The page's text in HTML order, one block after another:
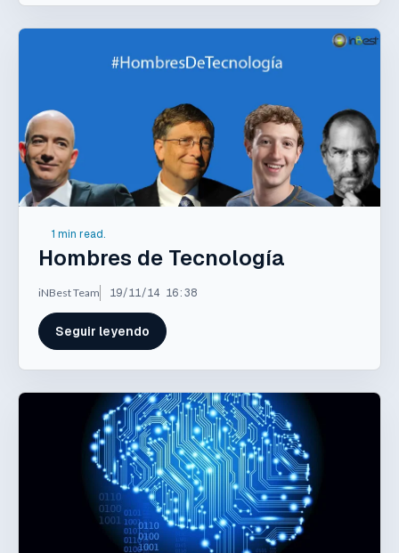
1 min read.
Hombres de Tecnología
iNBest Team 19/11/14 16:38
Seguir leyendo